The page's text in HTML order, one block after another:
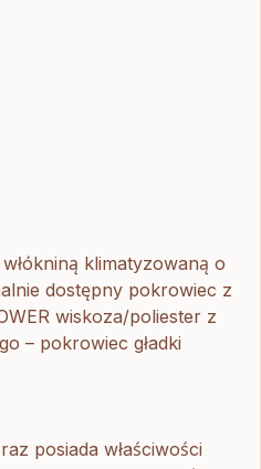
klimatyzowaną o
dostępny pokrowiec z
wiskoza/poliester z
– pokrowiec gładki
posiada właściwości